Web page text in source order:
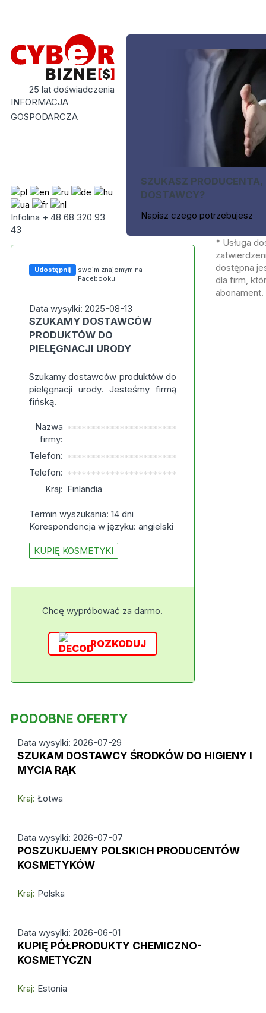
25 lat doświadczenia
INFORMACJA
GOSPODARCZA
Infolina + 48 68 320 93
43
SZUKASZ PRODUCENTA,
DOSTAWCY?
Napisz czego potrzebujesz
Udostępnij
swoim znajomym na
Facebooku
Data wysylki: 2025-08-13
SZUKAMY DOSTAWCÓW
PRODUKTÓW DO
PIELĘGNACJI URODY
Szukamy dostawców produktów do
pielęgnacji urody. Jesteśmy firmą
fińską.
Nazwa
firmy:
***********************
Telefon: ***********************
Telefon: ***********************
Kraj: Finlandia
Termin wyszukania: 14 dni
Korespondencja w języku: angielski
KUPIĘ KOSMETYKI
Chcę wypróbować za darmo.
ROZKODUJ
* Usługa
dostępna
dla firm,
abonament.
PODOBNE OFERTY
Data wysylki: 2026-07-29
SZUKAM DOSTAWCY ŚRODKÓW DO HIGIENY I
MYCIA RĄK
Kraj: Łotwa
Data wysylki: 2026-07-07
POSZUKUJEMY POLSKICH PRODUCENTÓW
KOSMETYKÓW
Kraj: Polska
Data wysylki: 2026-06-01
KUPIĘ PÓŁPRODUKTY CHEMICZNO-
KOSMETYCZN
Kraj: Estonia